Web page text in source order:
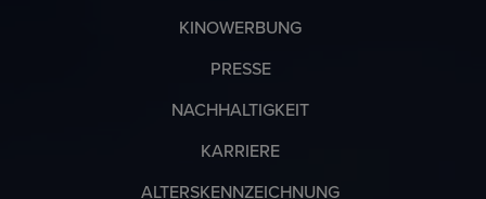
KINOWERBUNG
PRESSE
NACHHALTIGKEIT
KARRIERE
ALTERSKENNZEICHNUNG